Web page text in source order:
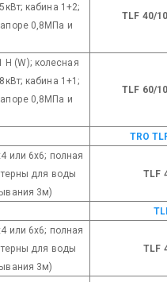
кабина 1+2;
0,8МПа и
TLF 40/
Н (W); колесная
кабина 1+1;
0,8МПа и
TLF 60/
TRO
или 6х6; полная
для воды
3м)
TLF
или 6х6; полная
для воды
3м)
TLF